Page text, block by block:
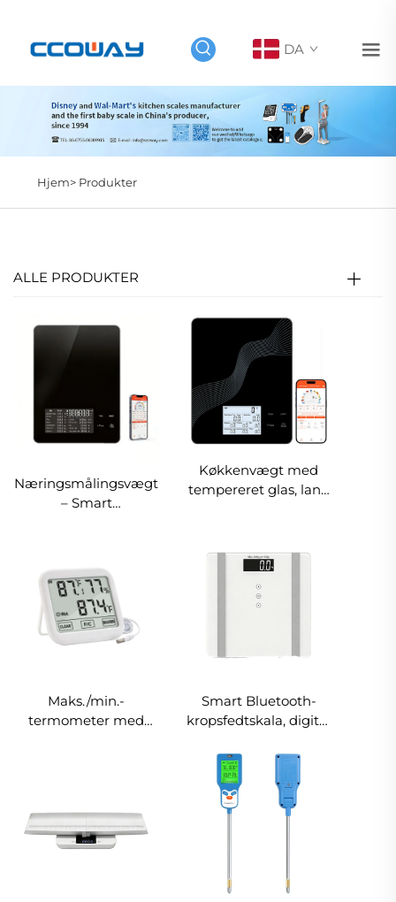
DA
Hjem> Produkter
ALLE PRODUKTER
Næringsmålingsvægt
– Smart
registrerer protein,
kulhydrater og 30
næringsstoffer,
USDA-database,
Køkkenvægt med
tempereret glas, lang
kostholdsmåling,
model 695BT
Maks./min.-
termometer med
Smart Bluetooth-
kropsfedtskala, digital
med 180 kg kapacitet
og tilsat glas